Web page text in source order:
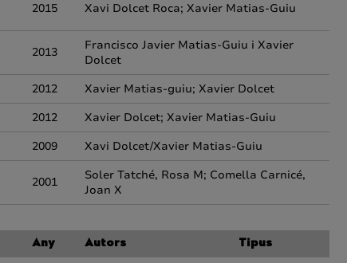
2015 Xavi Dolcet Roca; Xavier Matias-Guiu
2013
Francisco Javier Matias-Guiu i Xavier
Dolcet
2012
Xavier Matias-guiu; Xavier Dolcet
2012
Xavier Dolcet; Xavier Matias-Guiu
2009 Xavi Dolcet/Xavier Matias-Guiu
2001
Soler Tatché, Rosa M; Comella Carnicé,
Joan X
Any Autors Tipus